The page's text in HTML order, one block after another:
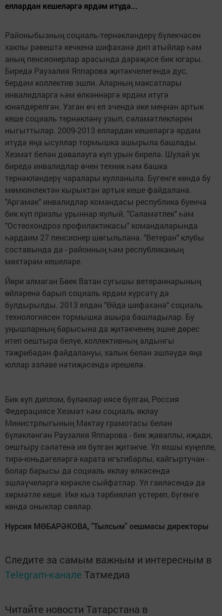
еллардан кешеләргә ярдәм итүдә...
Районыбызның социаль-тернәкләндерү бүлекчәсен
хаклы рәвештә кечкенә шифаханә дип атыйлар һәм
аның пенсионерлар арасында дәрәҗәсе бик югары.
Биредә Раузалия Яппарова җитәкчелегендә дус,
бердәм коллектив эшли. Аларның максатлары
инвалидларга һәм өлкәннәргә ярдәм итүгә
юнәлдерелгән. Узган өч ел эчендә ике меңнән артык
кеше социаль тернәкләнү узып, сәламәтлекләрен
ныгыттылар. 2009-2013 еллардан кешеләргә ярдәм
итүдә яңа ысуллар тормышка ашырыла башлады.
Хезмәт белән дәвалауга күп урын бирелә. Шулай ук
биредә инвалидлар өчен техник һәм башка
тернәкләндерү чаралары кулланыла. Бүгенге көндә бу
мөмкинлектән кырыктан артык кеше файдалана.
"Аргамак" инвалидлар командасы республика буенча
бик күп призлы урыннар яулый. "Сәламәтлек" һәм
"Остеохондроз профилактикасы" командаларында
һәрдаим 27 пенсионер шөгыльләнә. "Ветеран" клубы
составында да - районның һәм республиканың
мөхтәрәм кешеләре.
Йөри алмаган Бөек Ватан сугышы ветераннарының
өйләренә барып социаль ярдәм күрсәтү дә
булдырылды. 2013 елдан "Өйдә шифаханә" социаль
технологиясен тормышка ашыра башладылар. Бу
уңышларның барысына да җитәкченең эшне дөрес
итеп оештыра белүе, коллективның алдынгы
тәҗрибәдән файдалануы, халык белән эшләүдә яңа
юллар эзләве нәтиҗәсендә ирешелә.
Бик күп диплом, бүләкләр иясе булган, Россия
Федерациясе Хезмәт һәм социаль яклау
Министрлыгының Мактау грамотасы белән
бүләкләнгән Раузалия Яппарова - бик җаваплы, иҗади,
оештыру сәләтенә ия булган җитәкче. Ул яхшы күңелле,
тирә-юньдәгеләргә карата игътибарлы, кайгыртучан -
болар барысы да социаль яклау өлкәсендә
эшләүчеләргә кирәкле сыйфатлар. Ул гаиләсендә дә
хөрмәтле кеше. Ике кыз тәрбияләп үстереп, бүгенге
көндә оныклар сөяләр.
Нурсия МӨБАРӘКОВА, "Тылсым" оешмасы директоры
Следите за самым важным и интересным в
Telegram-канале Татмедиа
Читайте новости Татарстана в